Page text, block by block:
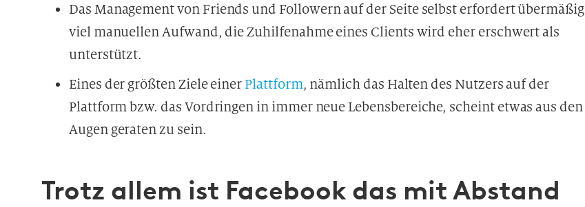
Das Management von Friends und Followern auf der Seite selbst erfordert übermäßig
viel manuellen Aufwand, die Zuhilfenahme eines Clients wird eher erschwert als
unterstützt.
Eines der größten Ziele einer Plattform, nämlich das Halten des Nutzers auf der
Plattform bzw. das Vordringen in immer neue Lebensbereiche, scheint etwas aus den
Augen geraten zu sein.
Trotz allem ist Facebook das mit Abstand